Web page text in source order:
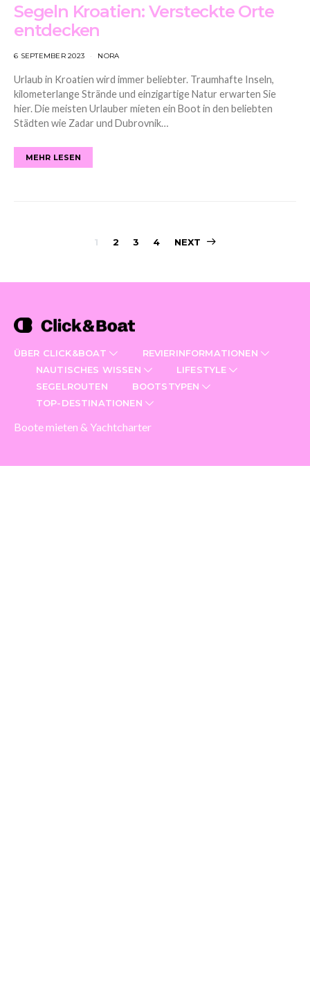
Segeln Kroatien: Versteckte Orte
entdecken
6 SEPTEMBER 2023 NORA
Urlaub in Kroatien wird immer beliebter. Traumhafte Inseln,
kilometerlange Strände und einzigartige Natur erwarten Sie
hier. Die meisten Urlauber mieten ein Boot in den beliebten
Städten wie Zadar und Dubrovnik…
MEHR LESEN
Posts
1 2 3 4 NEXT
ÜBER CLICK&BOAT
REVIERINFORMATIONEN
NAUTISCHES WISSEN
LIFESTYLE
SEGELROUTEN
BOOTSTYPEN
TOP-DESTINATIONEN
Boote mieten & Yachtcharter